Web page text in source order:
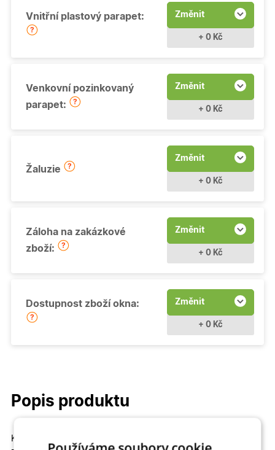
Vnitřní plastový parapet: Změnit
+ 0 Kč
Venkovní pozinkovaný
parapet:
Změnit
+ 0 Kč
Žaluzie
Změnit
+ 0 Kč
Záloha na zakázkové
zboží:
Změnit
+ 0 Kč
Dostupnost zboží okna: Změnit
+ 0 Kč
Popis produktu
Kvalitní a cenově dostupné